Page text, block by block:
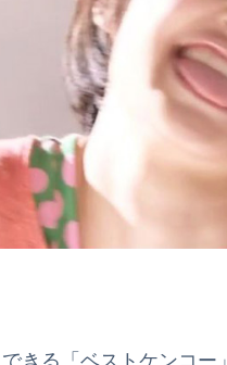
きる「ベストケンコー」